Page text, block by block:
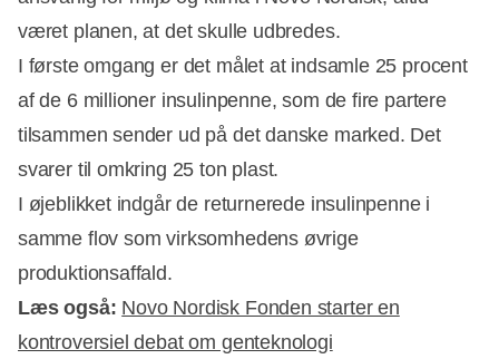
været planen, at det skulle udbredes.
I første omgang er det målet at indsamle 25 procent
af de 6 millioner insulinpenne, som de fire partere
tilsammen sender ud på det danske marked. Det
svarer til omkring 25 ton plast.
I øjeblikket indgår de returnerede insulinpenne i
samme flov som virksomhedens øvrige
produktionsaffald.
Læs også: Novo Nordisk Fonden starter en
kontroversiel debat om genteknologi